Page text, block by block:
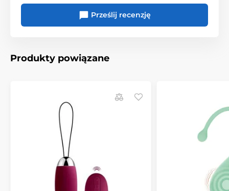
Prześlij recenzję
Produkty powiązane